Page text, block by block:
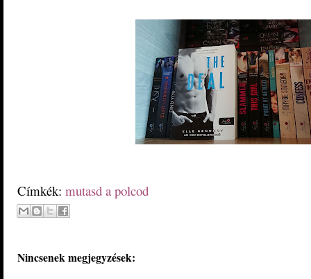
Címkék: mutasd a polcod
Nincsenek megjegyzések: